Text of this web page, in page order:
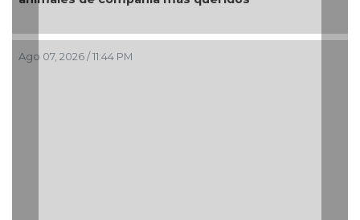
Ago 07, 2026 / 11:44 PM